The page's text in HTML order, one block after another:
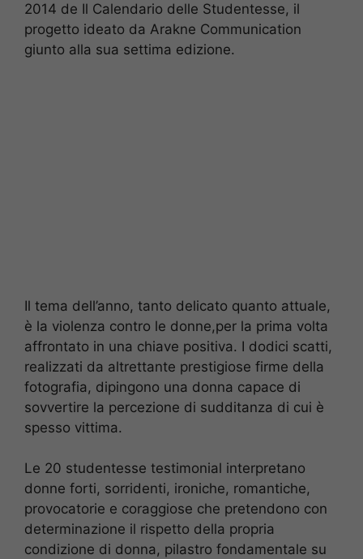
2014 de Il Calendario delle Studentesse, il
progetto ideato da Arakne Communication
giunto alla sua settima edizione.
Il tema dell’anno, tanto delicato quanto attuale,
è la violenza contro le donne,per la prima volta
affrontato in una chiave positiva. I dodici scatti,
realizzati da altrettante prestigiose firme della
fotografia, dipingono una donna capace di
sovvertire la percezione di sudditanza di cui è
spesso vittima.
Le 20 studentesse testimonial interpretano
donne forti, sorridenti, ironiche, romantiche,
provocatorie e coraggiose che pretendono con
determinazione il rispetto della propria
condizione di donna, pilastro fondamentale su